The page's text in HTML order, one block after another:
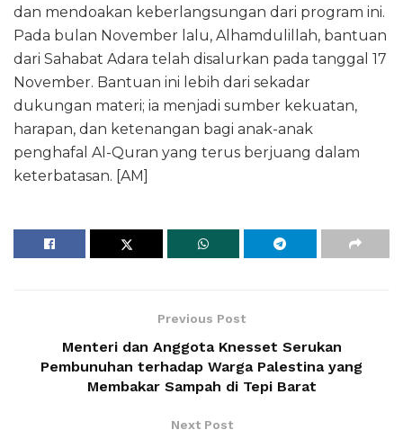
dan mendoakan keberlangsungan dari program ini.
Pada bulan November lalu, Alhamdulillah, bantuan
dari Sahabat Adara telah disalurkan pada tanggal 17
November. Bantuan ini lebih dari sekadar
dukungan materi; ia menjadi sumber kekuatan,
harapan, dan ketenangan bagi anak-anak
penghafal Al-Quran yang terus berjuang dalam
keterbatasan. [AM]
Previous Post
Menteri dan Anggota Knesset Serukan
Pembunuhan terhadap Warga Palestina yang
Membakar Sampah di Tepi Barat
Next Post